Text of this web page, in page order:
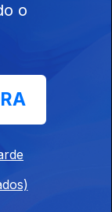
Mão
09 jan. 2026
- Kitexe, Uma
o